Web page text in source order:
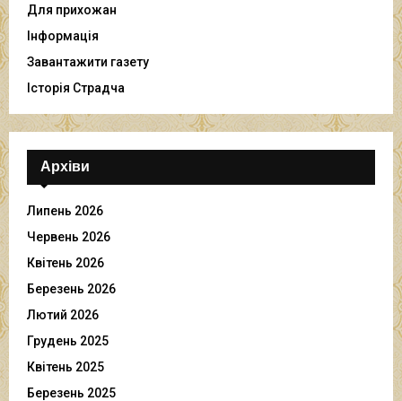
Для прихожан
Інформація
Завантажити газету
Історія Страдча
Архіви
Липень 2026
Червень 2026
Квітень 2026
Березень 2026
Лютий 2026
Грудень 2025
Квітень 2025
Березень 2025